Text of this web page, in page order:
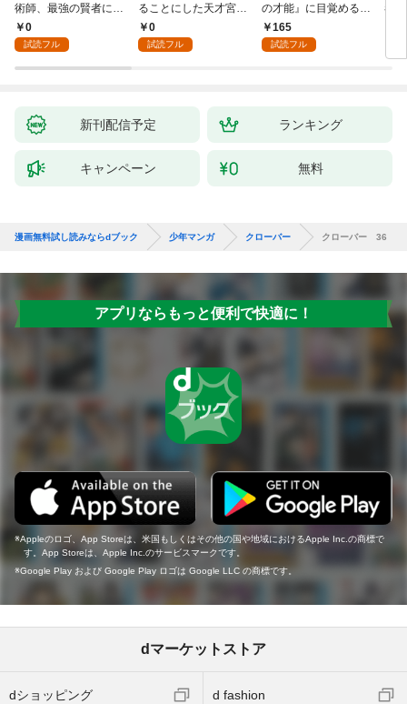
術師、最強の賢者にな
る～不人気の支援魔術
師は給料泥棒だと魔術
が、出世した元教え子
0
試読フル
ることにした天才宮廷
魔術師～辺境の地でス
ローライフを夢見る
0
試読フル
の才能』に目覚める
(話売り) #1
165
試読フル
者
新刊配信予定 ランキング
キャンペーン 無料
漫画無料試し読みならdブック 少年マンガ クローバー クローバー 36
アプリならもっと便利で快適に！
Appleのロゴ、App Storeは、米国もしくはその他の国や地域におけるApple Inc.の商標で
す。App Storeは、Apple Inc.のサービスマークです。
Google Play および Google Play ロゴは Google LLC の商標です。
dマーケットストア
dショッピング d fashion